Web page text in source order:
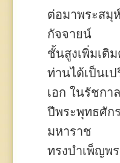
ต่อมาพระสมุ
กัจจายน์
ชั้นสูงเพิ่มเติ
ท่านได้เป็นเ
เอก ในรัชกา
ปีพระพุทธศัก
มหาราช
ทรงบำเพ็ญพ